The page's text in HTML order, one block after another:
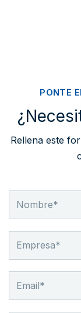
PONTE
Rellena este